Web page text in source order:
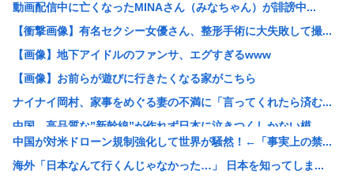
動画配信中に亡くなったMINAさん（みなちゃん）が誹謗中...
【衝撃画像】有名セクシー女優さん、整形手術に大失敗して撮...
【画像】地下アイドルのファンサ、エグすぎるwww
【画像】お前らが遊びに行きたくなる家がこちら
ナイナイ岡村、家事をめぐる妻の不満に「言ってくれたら済む...
中国、高品質な”新幹線”が作れず日本に泣きつくしかない模...
高2生徒の家に侵入し、わいせつ 高2男子を逮捕
中国「大洪水！」三峡ダム「大雨で増水（台風直撃前」中国ダ...
中国が対米ドローン規制強化して世界が騒然！←「事実上の禁...
海外「日本なんて行くんじゃなかった…」 日本を知ってしま...